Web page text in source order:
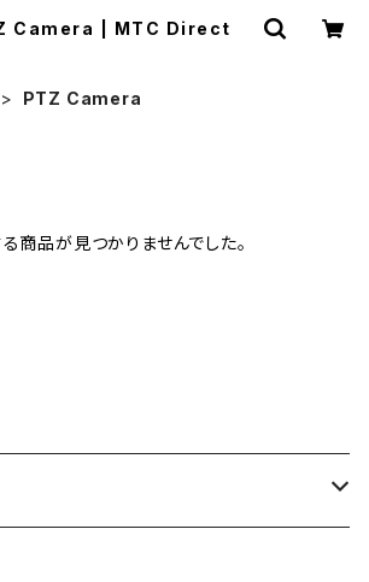
Camera | MTC Direct
PTZ Camera
商品が見つかりませんでした。